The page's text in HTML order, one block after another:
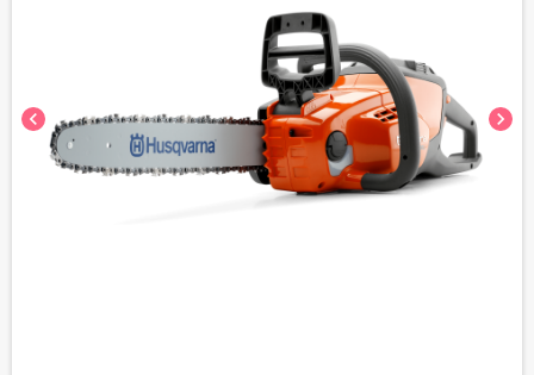
chevron_left chevron_right